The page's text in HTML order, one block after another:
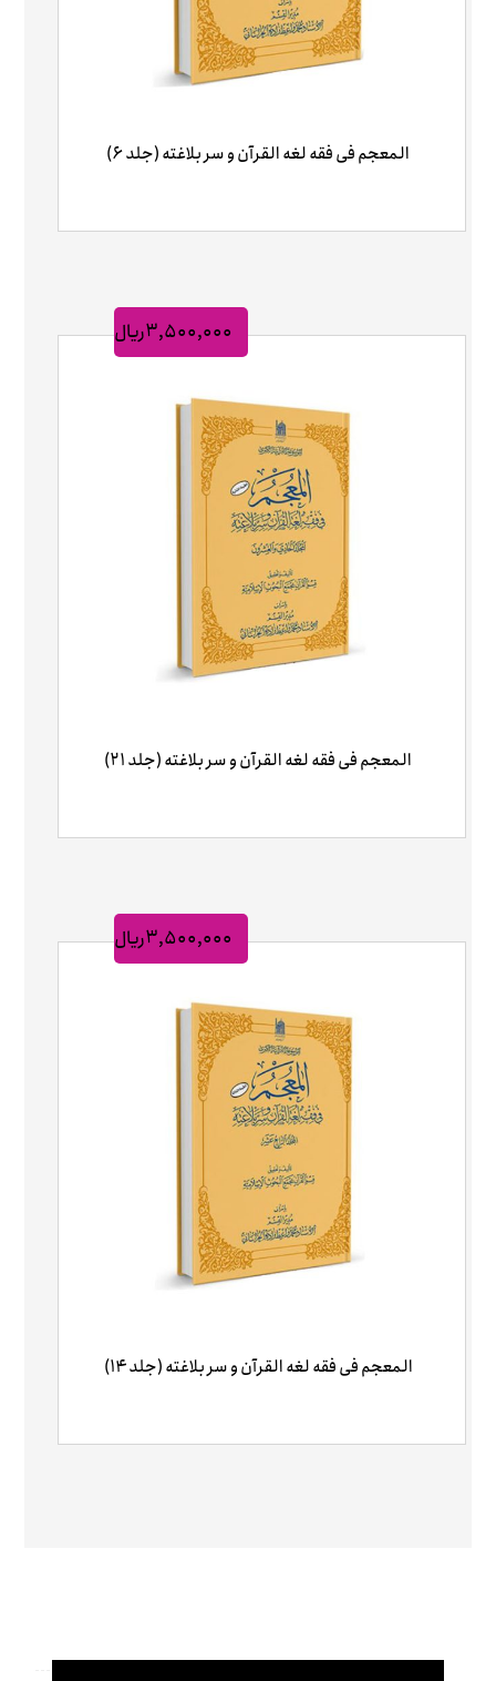
المعجم فی فقه لغه القرآن و سر بلاغته (جلد ۶)
المعجم فی فقه لغه ‌القرآن و سر بلاغته (جلد ۲۱)
۳,۵۰۰,۰۰۰ریال
المعجم فی فقه لغه ‌القرآن و سر بلاغته (جلد ۱۴)
۳,۵۰۰,۰۰۰ریال